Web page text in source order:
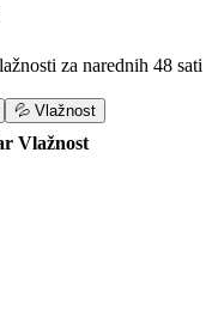
za narednih 48 sati
💦 Vlažnost
Vlažnost